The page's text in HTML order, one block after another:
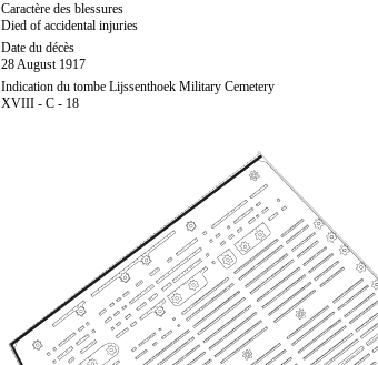
Caractère des blessures
Died of accidental injuries
Date du décès
28 August 1917
Indication du tombe Lijssenthoek Military Cemetery
XVIII - C - 18